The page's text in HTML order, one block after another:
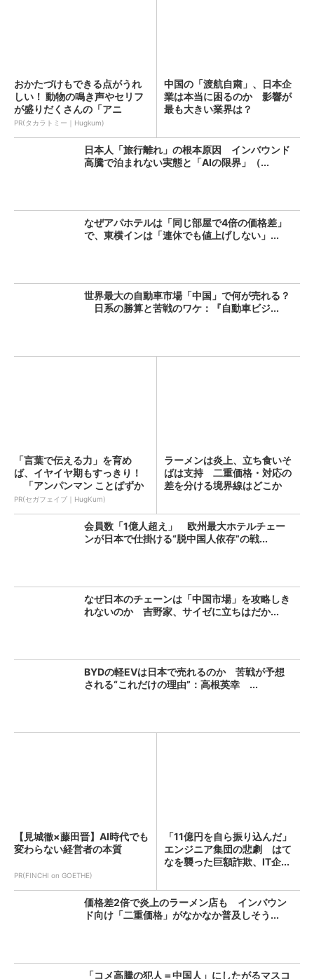
おかたづけもできる点がうれ
しい！ 動物の鳴き声やセリフ
が盛りだくさんの「アニ
ア ...
PR(タカラトミー｜Hugkum)
中国の「渡航自粛」、日本企
業は本当に困るのか 影響が
最も大きい業界は？
日本人「旅行離れ」の根本原因 インバウンド
高騰で泊まれない実態と「AIの限界」（...
なぜアパホテルは「同じ部屋で4倍の価格差」
で、東横インは「連休でも値上げしない」...
世界最大の自動車市場「中国」で何が売れる？
日系の勝算と苦戦のワケ：『自動車ビジ...
「言葉で伝える力」を育め
ば、イヤイヤ期もすっきり！
「アンパンマン ことばずか
ん...
PR(セガフェイブ｜HugKum)
ラーメンは炎上、立ち食いそ
ばは支持 二重価格・対応の
差を分ける境界線はどこか
会員数「1億人超え」 欧州最大ホテルチェー
ンが日本で仕掛ける“脱中国人依存”の戦...
なぜ日本のチェーンは「中国市場」を攻略しき
れないのか 吉野家、サイゼに立ちはだか...
BYDの軽EVは日本で売れるのか 苦戦が予想
される“これだけの理由”：高根英幸 ...
【見城徹×藤田晋】AI時代でも
変わらない経営者の本質
PR(FINCHI on GOETHE)
「11億円を自ら振り込んだ」
エンジニア集団の悲劇 はて
なを襲った巨額詐欺、IT企...
価格差2倍で炎上のラーメン店も インバウン
ド向け「二重価格」がなかなか普及しそう...
「コメ高騰の犯人＝中国人」にしたがるマスコ